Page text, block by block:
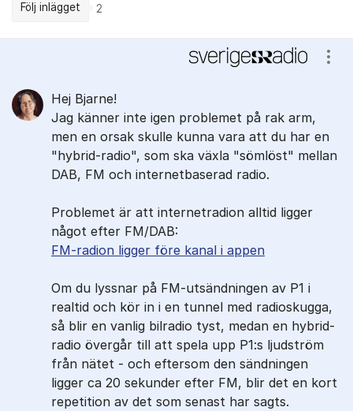
Följ inlägget 2
Hej Bjarne!
Jag känner inte igen problemet på rak arm,
men en orsak skulle kunna vara att du har en
"hybrid-radio", som ska växla "sömlöst" mellan
DAB, FM och internetbaserad radio.
Problemet är att internetradion alltid ligger
något efter FM/DAB:
FM-radion ligger före kanal i appen
Om du lyssnar på FM-utsändningen av P1 i
realtid och kör in i en tunnel med radioskugga,
så blir en vanlig bilradio tyst, medan en hybrid-
radio övergår till att spela upp P1:s ljudström
från nätet - och eftersom den sändningen
ligger ca 20 sekunder efter FM, blir det en kort
repetition av det som senast har sagts.